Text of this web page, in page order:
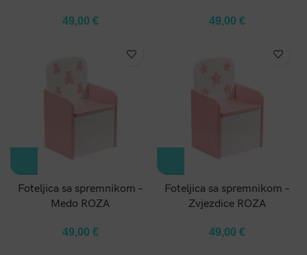
49,00 € 49,00 €
Foteljica sa spremnikom –
Medo ROZA
49,00 €
Foteljica sa spremnikom –
Zvjezdice ROZA
49,00 €